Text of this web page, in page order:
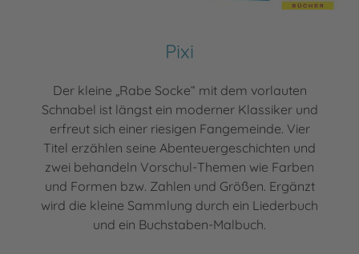
Pixi
Der kleine „Rabe Socke“ mit dem vorlauten
Schnabel ist längst ein moderner Klassiker und
erfreut sich einer riesigen Fangemeinde. Vier
Titel erzählen seine Abenteuergeschichten und
zwei behandeln Vorschul-Themen wie Farben
und Formen bzw. Zahlen und Größen. Ergänzt
wird die kleine Sammlung durch ein Liederbuch
und ein Buchstaben-Malbuch.